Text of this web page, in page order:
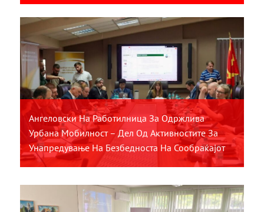
Ангеловски На Работилница За Одржлива
Урбана Мобилност – Дел Од Активностите За
Унапредување На Безбедноста На Сообраќајот